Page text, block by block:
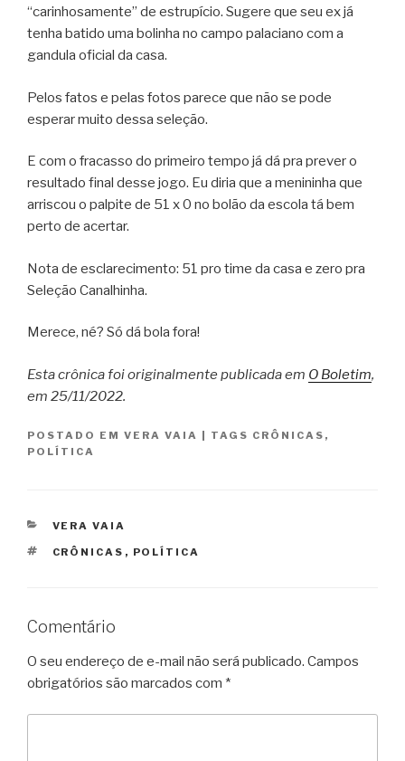
“carinhosamente” de estrupício. Sugere que seu ex já
tenha batido uma bolinha no campo palaciano com a
gandula oficial da casa.
Pelos fatos e pelas fotos parece que não se pode
esperar muito dessa seleção.
E com o fracasso do primeiro tempo já dá pra prever o
resultado final desse jogo. Eu diria que a menininha que
arriscou o palpite de 51 x 0 no bolão da escola tá bem
perto de acertar.
Nota de esclarecimento: 51 pro time da casa e zero pra
Seleção Canalhinha.
Merece, né? Só dá bola fora!
Esta crônica foi originalmente publicada em O Boletim,
em 25/11/2022.
POSTADO EM VERA VAIA TAGS CRÔNICAS ,
POLÍTICA
CATEGORIAS
VERA VAIA
TAGS
CRÔNICAS , POLÍTICA
Comentário
O seu endereço de e-mail não será publicado. Campos
obrigatórios são marcados com *